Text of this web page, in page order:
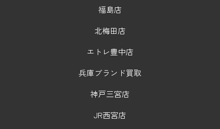
福島店
北梅田店
エトレ豊中店
兵庫ブランド買取
神戸三宮店
JR西宮店